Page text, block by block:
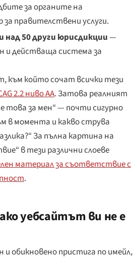
за органите на
правителствени услуги.
над 50 други юрисдикции—
и действаща система за
към който сочат всички тези
2.2 ниво AA. Затова реалният
това за мен“ — почти сигурно
в момента и какво струва
За пълна картина на
в тези различни слоеве
материал за съответствие с
.
уебсайтът ви не е
обикновено пристига по имейл,